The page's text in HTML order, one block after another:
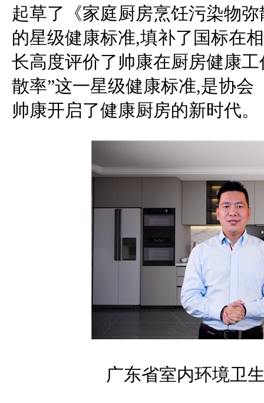
起草了《家庭厨房烹饪污染物
的星级健康标准,填补了国标在
长高度评价了帅康在厨房健康
散率”这一星级健康标准,是协
帅康开启了健康厨房的新时代。
广东省室内环境卫